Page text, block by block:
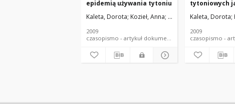
epidemią używania tytoniu
Kaleta, Dorota Kozieł, Anna Miśkiewicz, Paulina
2009
czasopismo - artykuł dokument piśmienniczy
tytoniowych
epidemią
Kaleta, Dorota
2009